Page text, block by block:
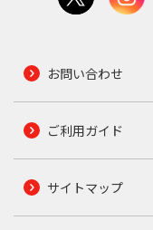
お問い合わせ
ご利用ガイド
サイトマップ